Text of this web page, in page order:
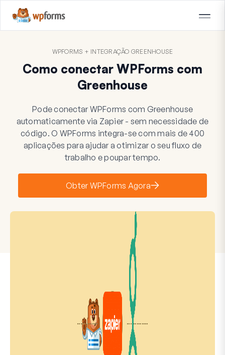
WPFORMS + INTEGRAÇÃO GREENHOUSE
Como conectar WPForms com
Greenhouse
Pode conectar WPForms com Greenhouse
automaticamente via Zapier - sem necessidade de
código. O WPForms integra-se com mais de 400
aplicações para ajudar a otimizar o seu fluxo de
trabalho e poupar tempo.
Obter WPForms Agora